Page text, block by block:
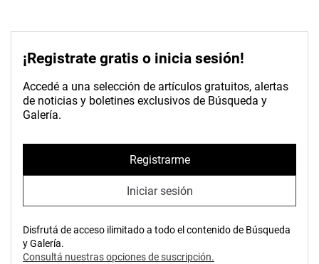
¡Registrate gratis o inicia sesión!
Accedé a una selección de artículos gratuitos, alertas
de noticias y boletines exclusivos de Búsqueda y
Galería.
Registrarme
Iniciar sesión
Disfrutá de acceso ilimitado a todo el contenido de Búsqueda
y Galería.
Consultá nuestras opciones de suscripción.